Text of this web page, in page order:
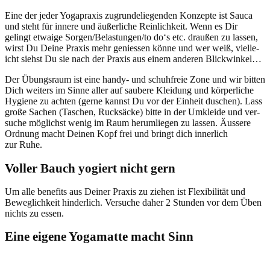
Eine der jed­er Yogaprax­is zugrun­deliegen­den Konzepte ist Sauca
und ste­ht für innere und äußer­liche Rein­lichkeit. Wenn es Dir
gelingt etwaige Sorgen/Belastungen/to do‘s etc. draußen zu lassen,
wirst Du Deine Prax­is mehr geniessen könne und wer weiß, vielle­
icht siehst Du sie nach der Prax­is aus einem anderen Blickwinkel…
Der Übungsraum ist eine handy- und schuh­freie Zone und wir bit­ten
Dich weit­ers im Sinne aller auf saubere Klei­dung und kör­per­liche
Hygiene zu acht­en (gerne kannst Du vor der Ein­heit duschen). Lass
große Sachen (Taschen, Ruck­säcke) bitte in der Umk­lei­de und ver­
suche möglichst wenig im Raum herum­liegen zu lassen. Äussere
Ord­nung macht Deinen Kopf frei und bringt dich inner­lich
zur Ruhe.
Voller Bauch yogiert nicht gern
Um alle ben­e­fits aus Dein­er Prax­is zu ziehen ist Flex­i­bil­ität und
Beweglichkeit hin­der­lich. Ver­suche daher 2 Stun­den vor dem Üben
nichts zu essen.
Eine eigene Yogamatte macht Sinn